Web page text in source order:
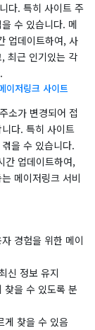
다. 특히 사이트 주
수 있습니다. 메
업데이트하여, 사
최근 인기있는 각
이저링크 사이트
소가 변경되어 접
다. 특히 사이트
을 수 있습니다.
간 업데이트하여,
메이저링크 서비
경험을 위한 메이
신 정보 유지
찾을 수 있도록 분
게 찾을 수 있음